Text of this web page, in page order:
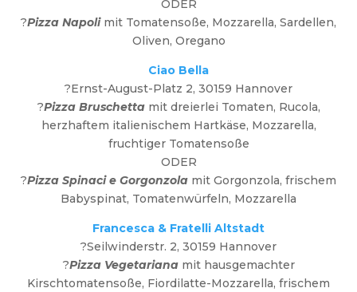
ODER
?Pizza Napolimit Tomatensoße, Mozzarella, Sardellen,
Oliven, Oregano
Ciao Bella
?Ernst-August-Platz 2, 30159 Hannover
?Pizza Bruschettamit dreierlei Tomaten, Rucola,
herzhaftem italienischem Hartkäse, Mozzarella,
fruchtiger Tomatensoße
ODER
?Pizza Spinaci e Gorgonzola mit Gorgonzola, frischem
Babyspinat, Tomatenwürfeln, Mozzarella
Francesca & Fratelli Altstadt
?Seilwinderstr. 2, 30159 Hannover
?Pizza Vegetarianamit hausgemachter
Kirschtomatensoße, Fiordilatte-Mozzarella, frischem